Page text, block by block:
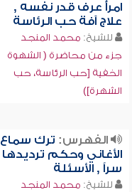
امرأً عرف قدر نفسه ,
علاج آفة حب الرئاسة
للشيخ: محمد المنجد
جزء من محاضرة ( الشهوة
الخفية [حب الرئاسة، حب
الشهرة])
الفهرس: ترك سماع
الأغاني وحكم ترديدها
سراً , الأسئلة
للشيخ: محمد المنجد